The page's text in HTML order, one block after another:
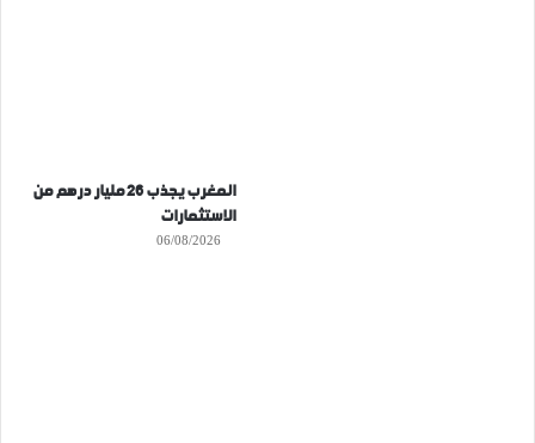
المغرب يجذب 26 مليار درهم من
الاستثمارات
06/08/2026